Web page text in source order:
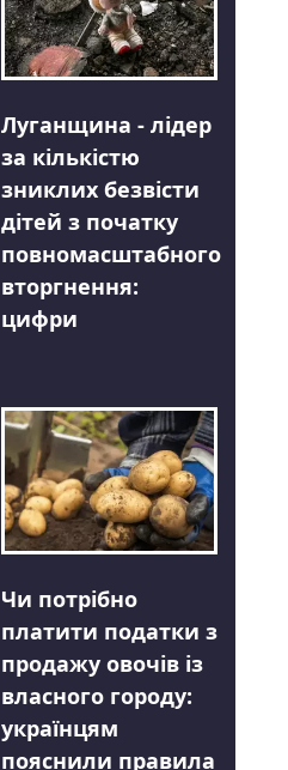
Луганщина - лідер
за кількістю
зниклих безвісти
дітей з початку
повномасштабного
вторгнення:
цифри
Чи потрібно
платити податки з
продажу овочів із
власного городу:
українцям
пояснили правила